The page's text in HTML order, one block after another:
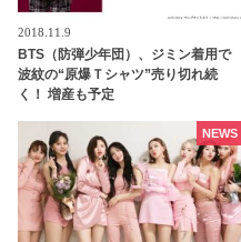
2018.11.9
BTS（防弾少年団）、ジミン着用で
波紋の“原爆Ｔシャツ”売り切れ続
く！ 増産も予定
NEWS